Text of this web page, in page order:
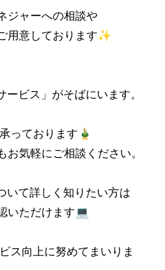
ジャーへの相談や
用意しております✨
ビス」がそばにいます。
っております🎍
気軽にご相談ください。
いて詳しく知りたい方は
いただけます💻
ス向上に努めてまいりま